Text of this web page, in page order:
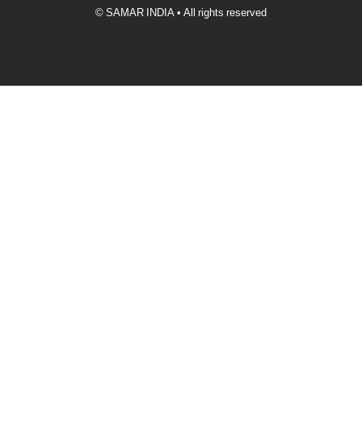
© SAMAR INDIA • All rights reserved